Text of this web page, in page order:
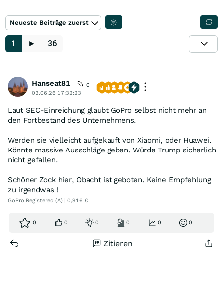
Neueste Beiträge zuerst
1 ► 36
Hanseat81
0
03.06.26 17:32:23
Laut SEC-Einreichung glaubt GoPro selbst nicht mehr an
den Fortbestand des Unternehmens.
Werden sie vielleicht aufgekauft von Xiaomi, oder Huawei.
Könnte massive Ausschläge geben. Würde Trump sicherlich
nicht gefallen.
Schöner Zock hier, Obacht ist geboten. Keine Empfehlung
zu irgendwas !
GoPro Registered (A) | 0,916 €
0 0 0 0 0 0
Zitieren